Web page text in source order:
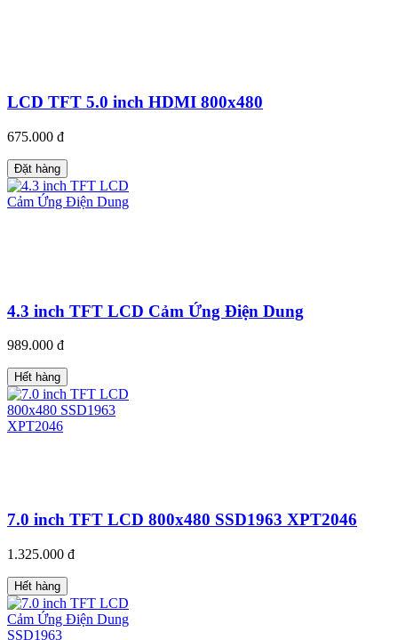
LCD TFT 5.0 inch HDMI 800x480
675.000 đ
Đặt hàng
4.3 inch TFT LCD Cảm Ứng Điện Dung
989.000 đ
Hết hàng
7.0 inch TFT LCD 800x480 SSD1963 XPT2046
1.325.000 đ
Hết hàng